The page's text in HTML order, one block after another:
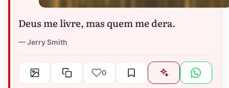
Deus me livre, mas quem me dera.
Jerry Smith
0